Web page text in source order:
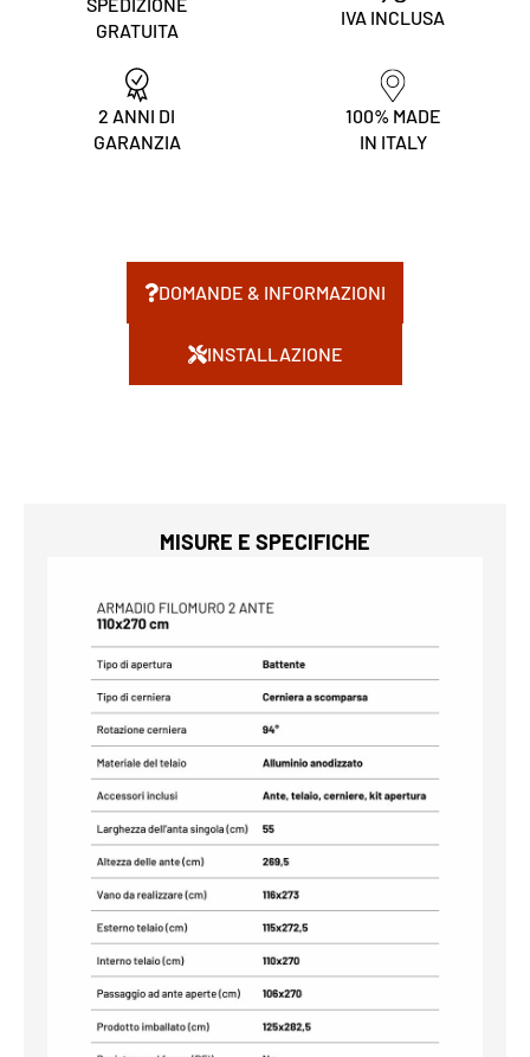
GRATUITA
IVA INCLUSA
2 ANNI DI
GARANZIA
100% MADE
IN ITALY
DOMANDE & INFORMAZIONI
INSTALLAZIONE
MISURE E SPECIFICHE